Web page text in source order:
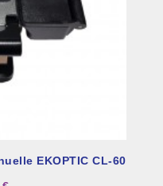
EKOPTIC CL-60